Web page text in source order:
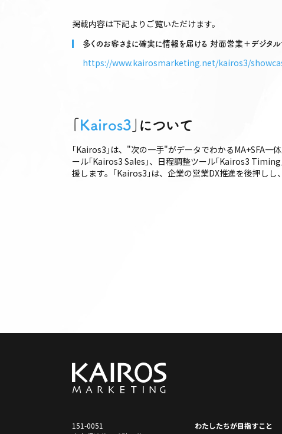
掲載内容は下記よりご覧いただけます。
多くのお客さまに確実に情報を届ける 対面営業＋デジタ
https://www.kairosmarketing.net/kairos3/
｢ Kairos3 ｣について
｢Kairos3｣は、"次の一手"がデータでわかるMA+SFA一
ール｢Kairos3 Sales｣、日程調整ツール｢Kairos3
援します。｢Kairos3｣は、企業の営業DX推進を後押しし
151-0051
わたしたちが⽬指すこと